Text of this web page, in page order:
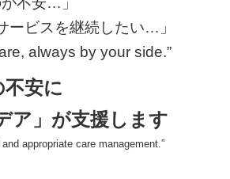
ービスを継続したい…」
always by your side.”
安に
ア」が支援します
appropriate care management.”